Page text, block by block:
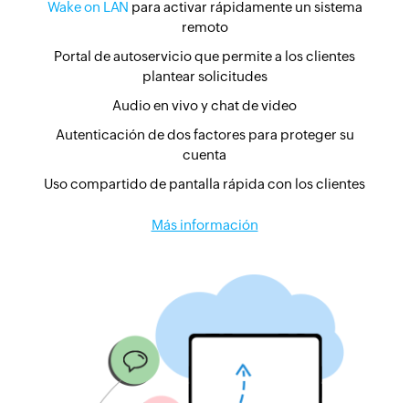
Wake on LAN para activar rápidamente un sistema
remoto
Portal de autoservicio que permite a los clientes
plantear solicitudes
Audio en vivo y chat de video
Autenticación de dos factores para proteger su
cuenta
Uso compartido de pantalla rápida con los clientes
Más información